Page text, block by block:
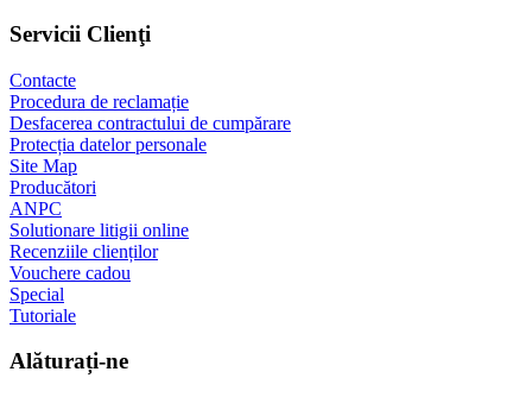
Servicii Clienţi
Contacte
Procedura de reclamație
Desfacerea contractului de cumpărare
Protecția datelor personale
Site Map
Producători
ANPC
Solutionare litigii online
Recenziile clienților
Vouchere cadou
Special
Tutoriale
Alăturați-ne